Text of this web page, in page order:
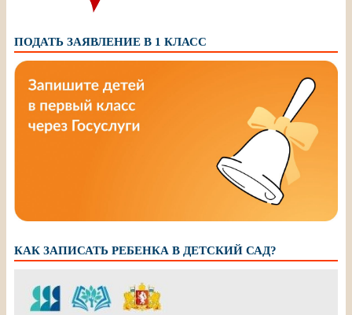
ПОДАТЬ ЗАЯВЛЕНИЕ В 1 КЛАСС
КАК ЗАПИСАТЬ РЕБЕНКА В ДЕТСКИЙ САД?